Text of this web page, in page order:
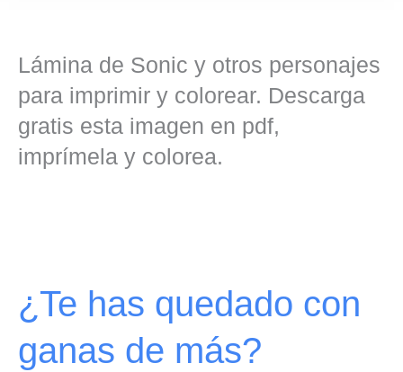
Lámina de Sonic y otros personajes
para imprimir y colorear. Descarga
gratis esta imagen en pdf,
imprímela y colorea.
¿Te has quedado con
ganas de más?